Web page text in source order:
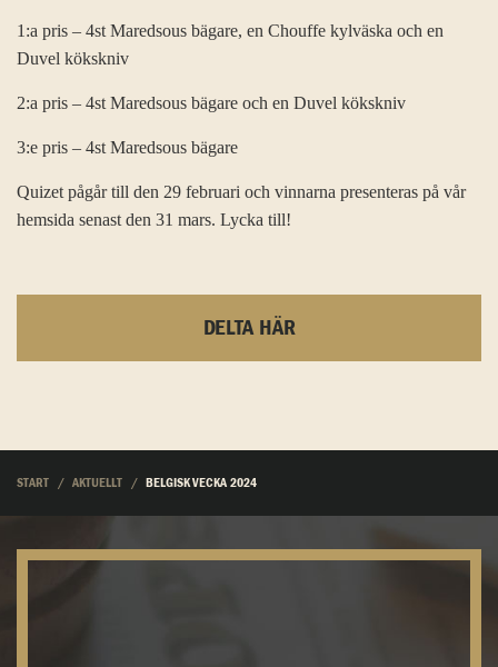
1:a pris – 4st Maredsous bägare, en Chouffe kylväska och en
Duvel kökskniv
2:a pris – 4st Maredsous bägare och en Duvel kökskniv
3:e pris – 4st Maredsous bägare
Quizet pågår till den 29 februari och vinnarna presenteras på vår
hemsida senast den 31 mars. Lycka till!
DELTA HÄR
START AKTUELLT BELGISK VECKA 2024